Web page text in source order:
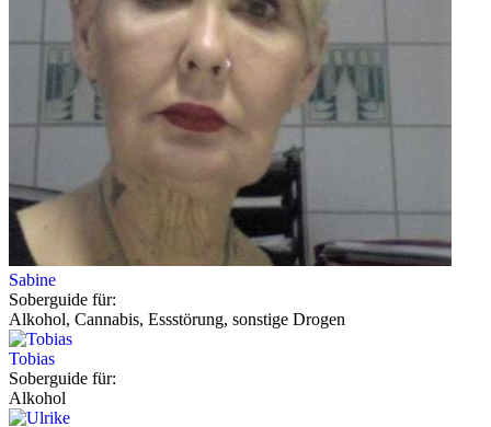
Sabine
Soberguide für:
Alkohol, Cannabis, Essstörung, sonstige Drogen
Tobias
Soberguide für:
Alkohol